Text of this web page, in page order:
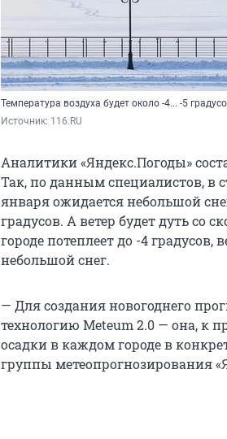
Температура воздуха будет около -4... -5
Источник: 116.RU
Аналитики «Яндекс.Погоды»
Так, по данным специалистов, в
января ожидается небольшой
градусов. А ветер будет дуть со
городе потеплеет до -4 градусов,
небольшой снег.
— Для создания новогоднего
технологию Meteum 2.0 — она, к
осадки в каждом городе в
группы метеопрогнозирования